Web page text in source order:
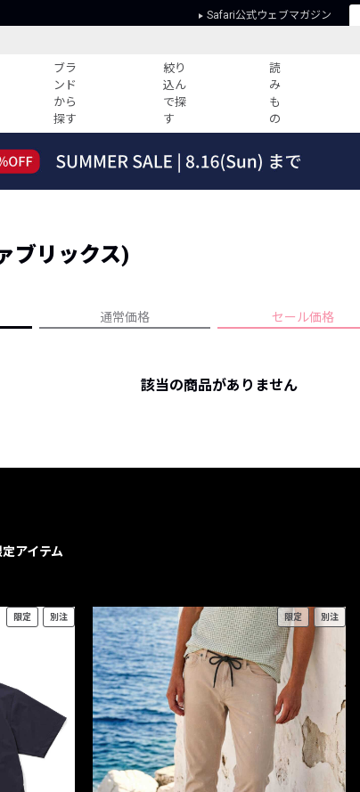
Safari公式ウェブマガジン
ブラ
ンド
から
探す
絞り
込ん
で探
す
読
み
も
の
すべての記事
ーデ紹介
HOTなコーデ TOP20
人気記事ランキング
フォーカスブランド
プライバシーポリシー
ブリックス)
通常価格 セール価格
該当の商品がありません
アイテム
限定 別注 限定 別注